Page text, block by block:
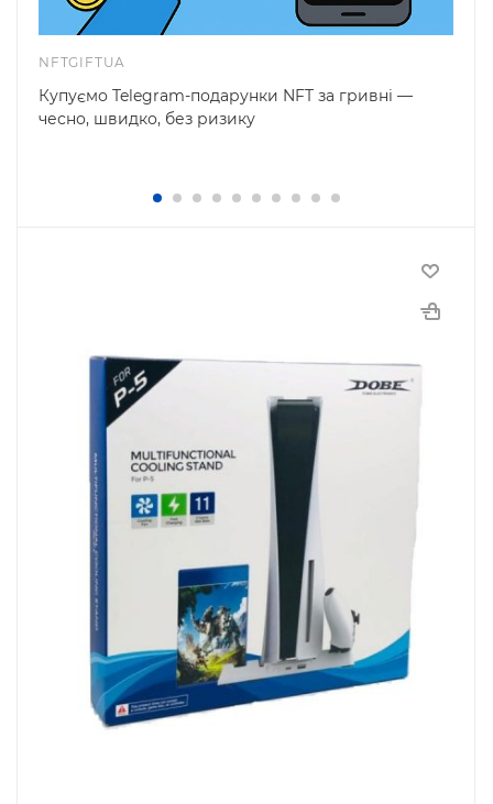
NFTGIFTUA
Купуємо Telegram-подарунки NFT за гривні —
чесно, швидко, без ризику